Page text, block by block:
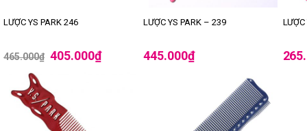
LƯỢC YS PARK 246
465.000₫ 405.000₫
LƯỢC YS PARK – 239
445.000₫